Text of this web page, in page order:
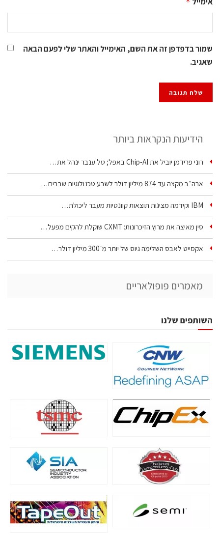
*
שמור בדפדפן זה את השם, האימייל והאתר שלי לפעם הבאה
שאגיב.
הידיעות הנקראות ביותר
רוני פרידמן יוביל את Chip‑AI באפל; טל ענבר ינהל את…
ארה״ב מקצה עד 874 מיליון דולר לשבע טכנולוגיות שבבים…
IBM וקידמה מציגות תוצאות קוונטיות מעבר ליכולת…
סין מאיצה את מרוץ הזיכרונות: CXMT שוקלת להקים מפעל…
אקסייט לאבס השלימה גיוס של יותר מ־300 מיליון דולר…
מאמרים פופולאריים
השותפים שלנו